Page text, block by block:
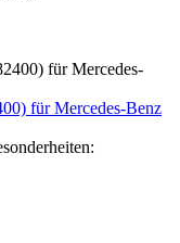
für Mercedes-Benz